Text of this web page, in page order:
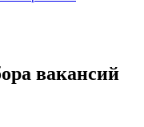
вакансий